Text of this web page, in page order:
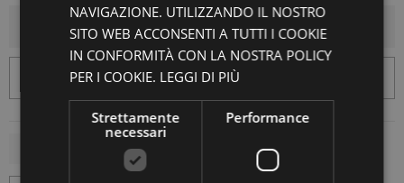
AGGIUNGI AL CARRELLO
NAVIGAZIONE. UTILIZZANDO IL NOSTRO
SITO WEB ACCONSENTI A TUTTI I COOKIE
IN CONFORMITÀ CON LA NOSTRA POLICY
PER I COOKIE. LEGGI DI PIÙ
Strettamente
necessari
Performance